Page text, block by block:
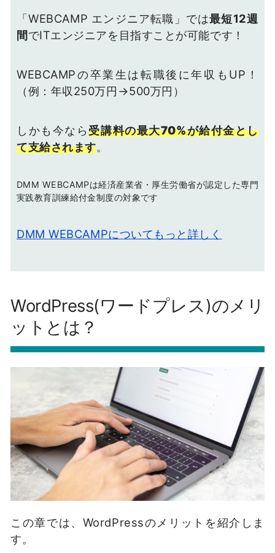
「WEBCAMP エンジニア転職」では最短12週
間でITエンジニアを目指すことが可能です！
WEBCAMPの卒業生は転職後に年収もUP！
（例：年収250万円→500万円）
しかも今なら 受講料の最大70%が給付金とし
て支給されます。
DMM WEBCAMPは経済産業省・厚生労働省が認定した専門
実践教育訓練給付金制度の対象です
DMM WEBCAMPについてもっと詳しく
WordPress(ワードプレス)のメリ
ットとは？
この章では、WordPressのメリットを紹介しま
す。